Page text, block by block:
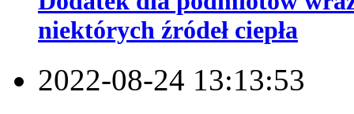
niektórych źródeł ciepła
2022-08-24 13:13:53